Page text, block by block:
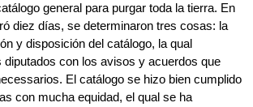
general para purgar toda la tierra. En
diez días, se determinaron tres cosas: la
y disposición del catálogo, la qual
diputados con los avisos y acuerdos que
El catálogo se hizo bien cumplido
con mucha equidad, el qual se ha